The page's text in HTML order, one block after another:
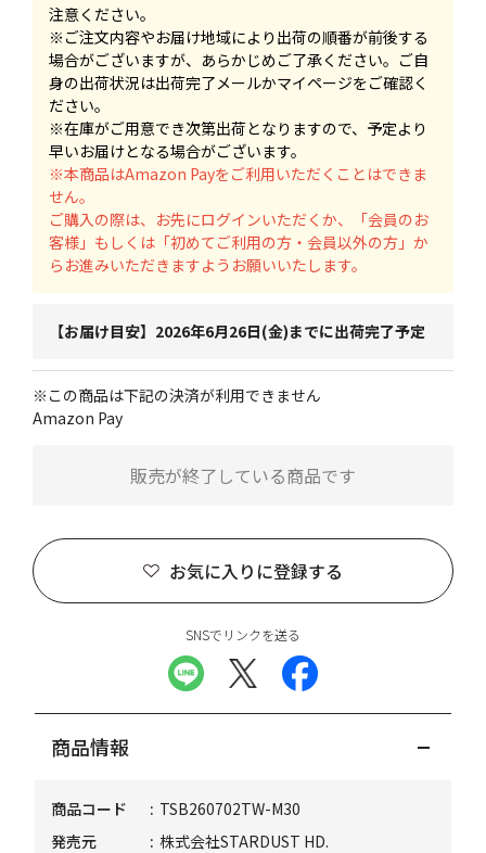
注意ください。
※ご注文内容やお届け地域により出荷の順番が前後する
場合がございますが、あらかじめご了承ください。ご自
身の出荷状況は出荷完了メールかマイページをご確認く
ださい。
※在庫がご用意でき次第出荷となりますので、予定より
早いお届けとなる場合がございます。
※本商品はAmazon Payをご利用いただくことはできま
せん。
ご購入の際は、お先にログインいただくか、「会員のお
客様」もしくは「初めてご利用の方・会員以外の方」か
らお進みいただきますようお願いいたします。
【お届け目安】2026年6月26日(金)までに出荷完了予定
※この商品は下記の決済が利用できません
Amazon Pay
お気に入りに登録する
販売が終了している商品です
SNSでリンクを送る
商品情報
商品コード
TSB260702TW-M30
発売元
株式会社STARDUST HD.